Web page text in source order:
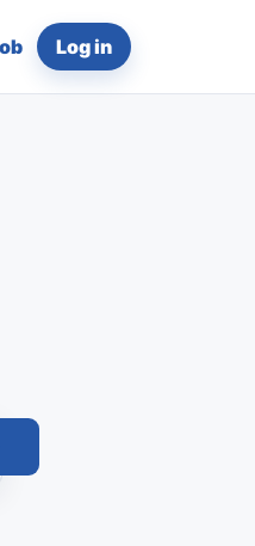
Log in